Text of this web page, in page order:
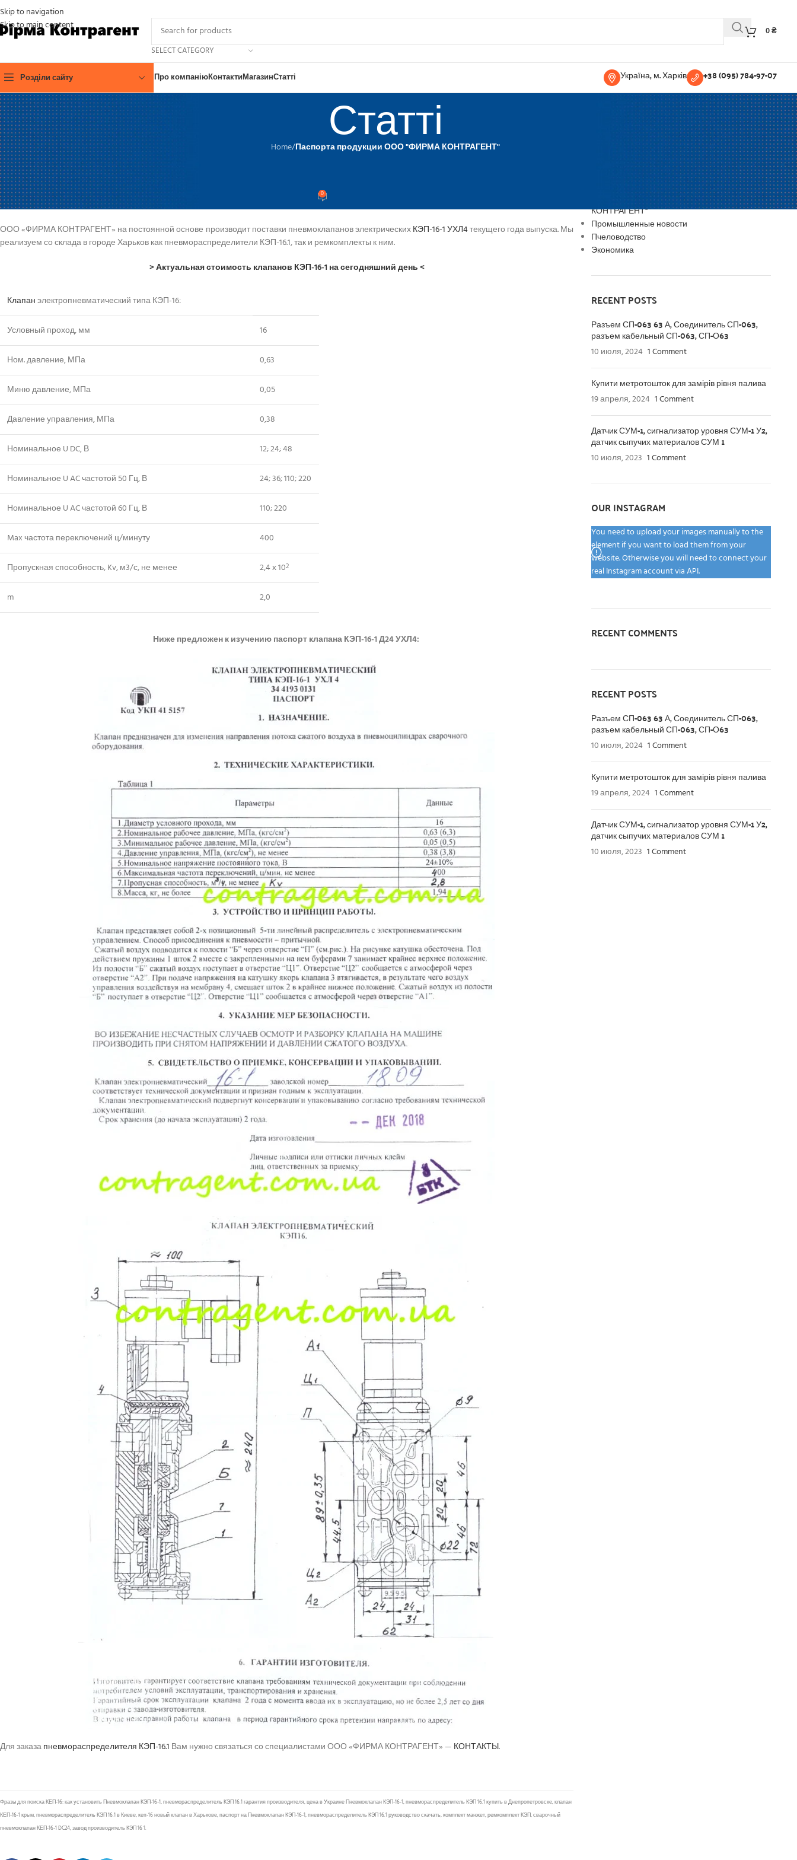
Skip to navigation
Skip to main content
SELECT CATEGORY
0₴
Розділи сайту Про компаніюКонтактиМагазинСтатті Україна, м. Харків +38 (095) 784-97-07
Статті
Home/Паспорта продукции ООО "ФИРМА КОНТРАГЕНТ"
Пневмоклапан КЭП-16-1, пневмораспределитель КЭП 16.1. Паспорт
0
ООО «ФИРМА КОНТРАГЕНТ» на постоянной основе производит поставки пневмоклапанов электрическихКЭП-16-1 УХЛ4текущего года выпуска. Мы
реализуем со склада в городе Харьков как пневмораспределители КЭП-16.1, так и ремкомплекты к ним.
> Актуальная стоимость клапанов КЭП-16-1 на сегодняшний день <
Клапанэлектропневматический типа КЭП-16:
Условный проход, мм 16
Ном. давление, МПа 0,63
Миню давление, МПа 0,05
Давление управления, МПа 0,38
Номинальное U DC, В 12; 24; 48
Номинальное U AC частотой 50 Гц, В 24; 36; 110; 220
Номинальное U AC частотой 60 Гц, В 110; 220
Max частота переключений ц/минуту 400
Пропускная способность, Kv, м3/с, не менее 2,4 х 102
m 2,0
Ниже предложен к изучению паспорт клапана КЭП-16-1 Д24 УХЛ4:
Для заказапневмораспределителя КЭП-16.1 Вам нужно связаться со специалистами ООО «ФИРМА КОНТРАГЕНТ» — КОНТАКТЫ.
Фразы для поиска КЕП-16: как установить Пневмоклапан КЭП-16-1, пневмораспределитель КЭП 16.1 гарантия производителя, цена в Украине Пневмоклапан КЭП-16-1, пневмораспределитель КЭП 16.1 купить в Днепропетровске, клапан
КЕП-16-1 крым, пневмораспределитель КЭП 16.1 в Киеве, кеп-16 новый клапан в Харькове, паспорт на Пневмоклапан КЭП-16-1, пневмораспределитель КЭП 16.1 руководство скачать, комплект манжет, ремкомплект КЭП, сварочный
пневмоклапан КЕП-16-1 DC24, завод производитель КЭП 16 1.
Жизнь сегодня
Паспорта продукции ООО "ФИРМА
КОНТРАГЕНТ"
Промышленные новости
Пчеловодство
Экономика
RECENT POSTS
Разъем СП-063 63 А, Соединитель СП-063,
разъем кабельный СП-063, СП-О63
10 июля, 2024 1 Comment
Купити метротошток для замірів рівня палива
19 апреля, 2024 1 Comment
Датчик СУМ-1, сигнализатор уровня СУМ-1 У2,
датчик сыпучих материалов СУМ 1
10 июля, 2023 1 Comment
OUR INSTAGRAM
You need to upload your images manually to the
element if you want to load them from your
website. Otherwise you will need to connect your
real Instagram account via API.
RECENT COMMENTS
RECENT POSTS
Разъем СП-063 63 А, Соединитель СП-063,
разъем кабельный СП-063, СП-О63
10 июля, 2024 1 Comment
Купити метротошток для замірів рівня палива
19 апреля, 2024 1 Comment
Датчик СУМ-1, сигнализатор уровня СУМ-1 У2,
датчик сыпучих материалов СУМ 1
10 июля, 2023 1 Comment